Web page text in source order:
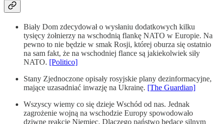
Biały Dom zdecydował o wysłaniu dodatkowych kilku
tysięcy żołnierzy na wschodnią flankę NATO w Europie. Na
pewno to nie będzie w smak Rosji, której oburza się ostatnio
na sam fakt, że na wschodniej flance są jakiekolwiek siły
NATO. [Politico]
Stany Zjednoczone opisały rosyjskie plany dezinformacyjne,
mające uzasadniać inwazję na Ukrainę. [The Guardian]
Wszyscy wiemy co się dzieje Wschód od nas. Jednak
zagrożenie wojną na wschodzie Europy spowodowało
dziwne reakcje Niemiec. Dlaczego państwo będące silnym